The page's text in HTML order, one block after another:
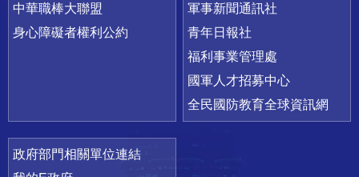
中華職棒大聯盟
身心障礙者權利公約
軍事新聞通訊社
青年日報社
福利事業管理處
國軍人才招募中心
全民國防教育全球資訊網
政府部門相關單位連結